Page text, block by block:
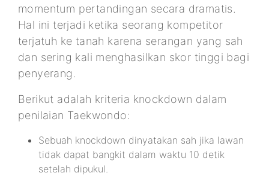
momentum pertandingan secara dramatis.
Hal ini terjadi ketika seorang kompetitor
terjatuh ke tanah karena serangan yang sah
dan sering kali menghasilkan skor tinggi bagi
penyerang.
Berikut adalah kriteria knockdown dalam
penilaian Taekwondo:
Sebuah knockdown dinyatakan sah jika lawan
tidak dapat bangkit dalam waktu 10 detik
setelah dipukul.